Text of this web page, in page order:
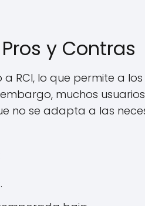
y Contras
RCI, lo que permite a
muchos
no se adapta a las